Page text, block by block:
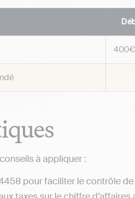
400€
à appliquer :
pour faciliter le contrôle de